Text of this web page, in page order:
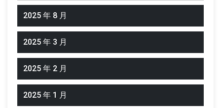
2025 年 8 月
2025 年 3 月
2025 年 2 月
2025 年 1 月